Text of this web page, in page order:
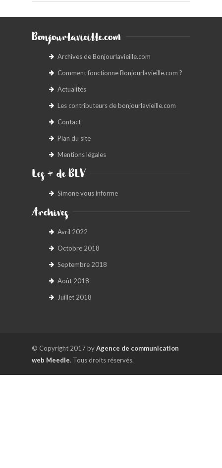
Bonjourlavieille.com
Archives de Bonjourlavieille.com
Comment fonctionne Bonjourlavieille.com ?
Actualités
Les contributeurs de bonjourlavieille.com
Contact
Plan du site
Mentions légales
Les + de BLV
Simone vous informe
Archives
Avril 2022
Octobre 2018
Septembre 2018
Août 2018
Juillet 2018
© Copyright 2017 byAgence de communication
web Meedle. Tous droits réservés.